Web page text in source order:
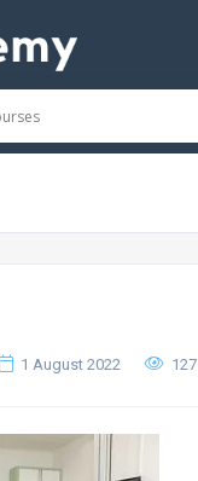
1 August 2022 127